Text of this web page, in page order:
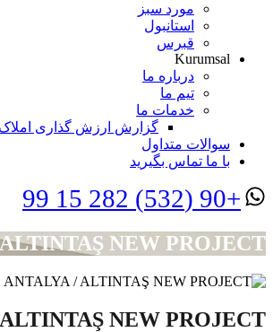
مورد سبز
استانبول
قبرس
Kurumsal
درباره ما
تیم ما
خدمات ما
گزارش ارزش گذاری املاک
سوالات متداول
با ما تماس بگیرید
+90 (532) 282 15 99
NEW PROJECT
NEW PROJECT